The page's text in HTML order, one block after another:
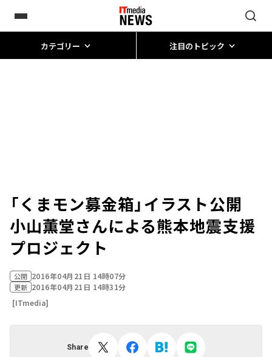
カテゴリー 注目のトピック
「くまモン募金箱」イラスト公開
小山薫堂さんによる熊本地震支援
プロジェクト
公開 2016年04月21日 14時07分
更新 2016年04月21日 14時31分
[ITmedia]
Share